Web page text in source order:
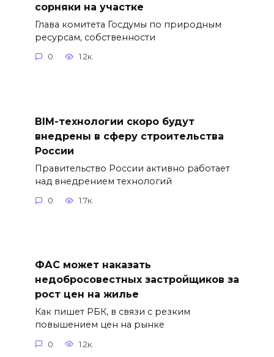
сорняки на участке
Глава комитета Госдумы по природным
ресурсам, собственности
0 1.2к.
BIM-технологии скоро будут
внедрены в сферу строительства
России
Правительство России активно работает
над внедрением технологий
0 1.7к.
ФАС может наказать
недобросовестных застройщиков за
рост цен на жилье
Как пишет РБК, в связи с резким
повышением цен на рынке
0 1.2к.